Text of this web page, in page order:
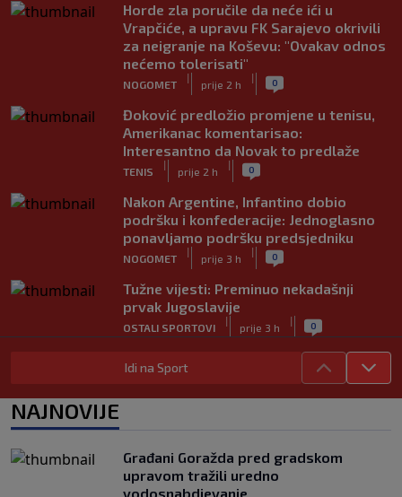
Horde zla poručile da neće ići u
Vrapčiće, a upravu FK Sarajevo okrivili
za neigranje na Koševu: "Ovakav odnos
nećemo tolerisati"
NOGOMET
|
prije 2 h
| 0
Đoković predložio promjene u tenisu,
Amerikanac komentarisao:
Interesantno da Novak to predlaže
TENIS
|
prije 2 h
| 0
Nakon Argentine, Infantino dobio
podršku i konfederacije: Jednoglasno
ponavljamo podršku predsjedniku
NOGOMET
|
prije 3 h
| 0
Tužne vijesti: Preminuo nekadašnji
prvak Jugoslavije
OSTALI SPORTOVI
|
prije 3 h
| 0
Pravna bitka Luke Dončića i Anamarije
Goltes seli se u Sloveniju: Spominje se
BiH: Željezničar protiv novajlije na
Grbavici
|
Idi na Sport
NAJNOVIJE
Građani Goražda pred gradskom
upravom tražili uredno
vodosnabdjevanje